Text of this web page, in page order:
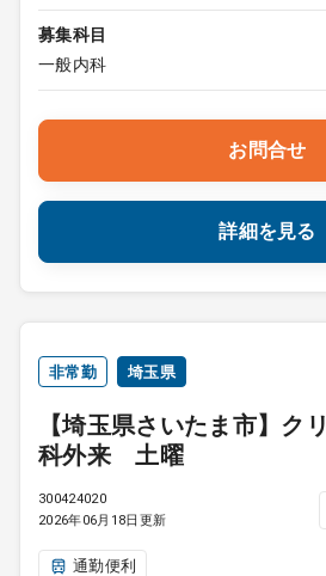
募集科目
一般内科
お問合せ
詳細を見る
非常勤 埼玉県
【埼玉県さいたま市】
科外来 土曜
300424020
2026年06月18日更新
通勤便利